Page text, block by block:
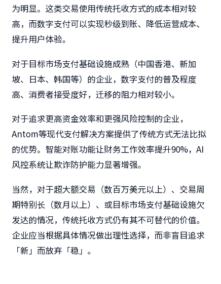
为明显。这类交易使用传统托收方式的成本相对较
高，而数字支付可以实现秒级到账、降低运营成本、
提升用户体验。
对于目标市场支付基础设施成熟（中国香港、新加
坡、日本、韩国等）的企业，数字支付的普及程度
高、消费者接受度好，迁移的阻力相对较小。
对于追求更高资金效率和更强风险控制的企业，
Antom等现代支付解决方案提供了传统方式无法比拟
的优势。智能对账功能让财务工作效率提升90%，AI
风控系统让欺诈防护能力显著增强。
当然，对于超大额交易（数百万美元以上）、交易周
期特别长（数月以上）、或目标市场支付基础设施欠
发达的情况，传统托收方式仍有其不可替代的价值。
企业应当根据具体情况做出理性选择，而非盲目追求
「新」而放弃「稳」。